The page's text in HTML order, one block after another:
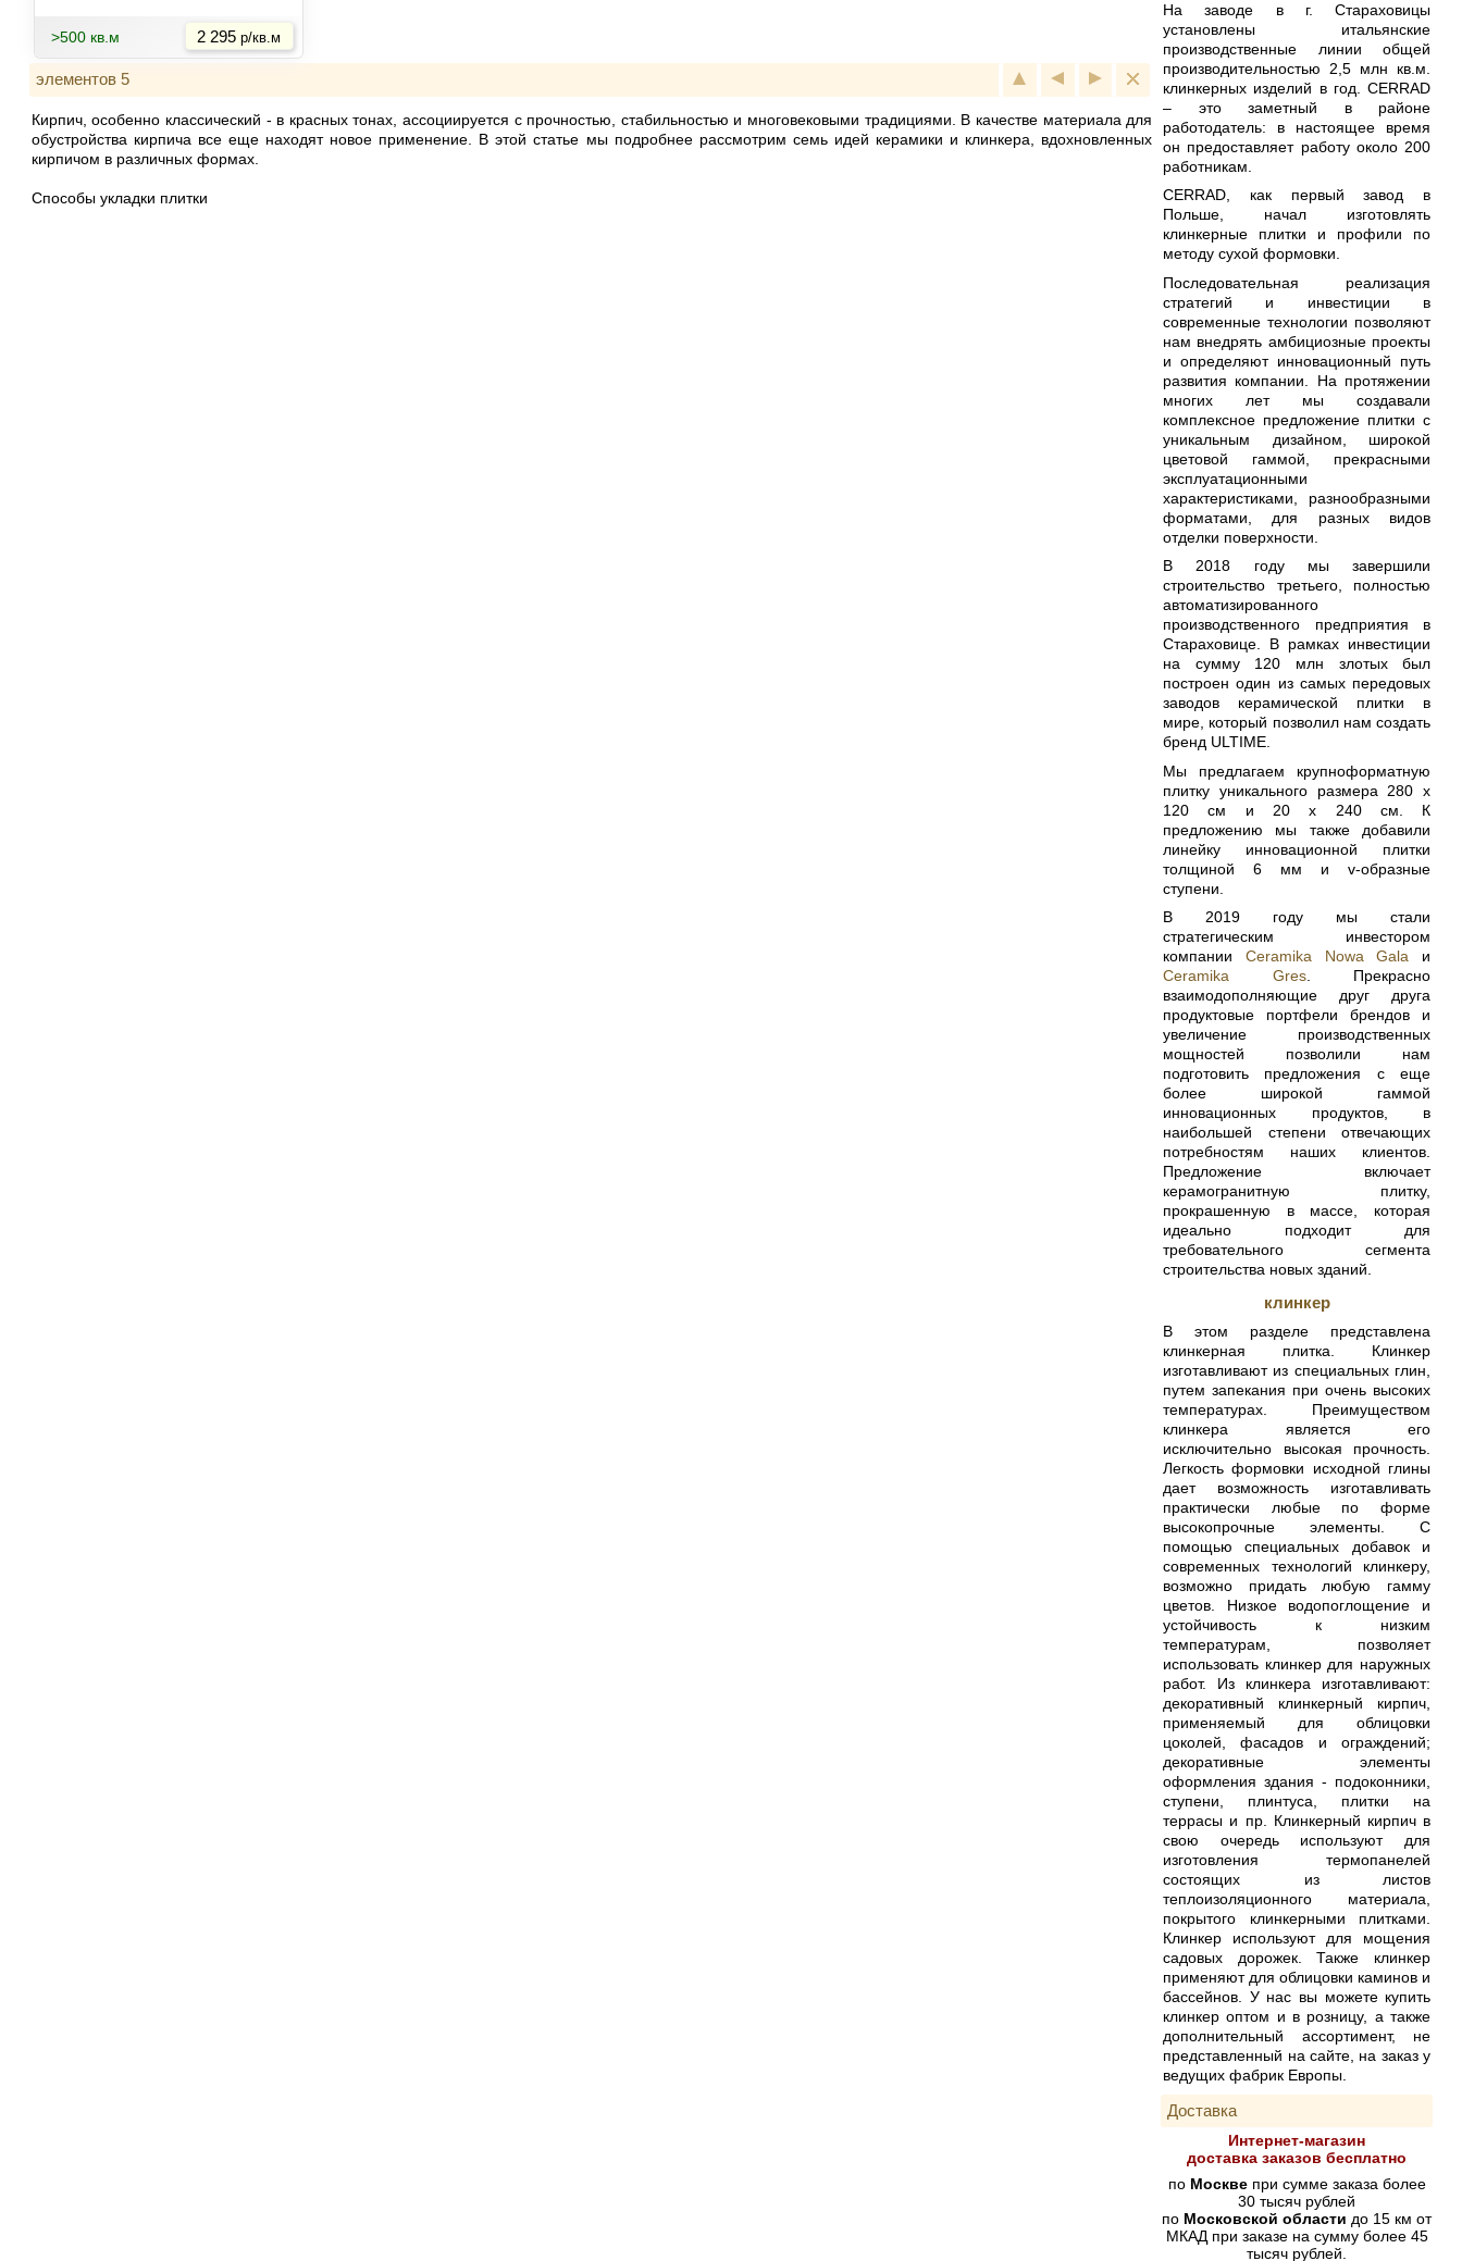
>500 кв.м 2 295 р/кв.м
элементов 5
Кирпич, особенно классический - в красных тонах, ассоциируется с прочностью, стабильностью и многовековыми традициями. В качестве материала для
обустройства кирпича все еще находят новое применение. В этой статье мы подробнее рассмотрим семь идей керамики и клинкера, вдохновленных
кирпичом в различных формах.
Способы укладки плитки
На заводе в г. Стараховицы
установлены итальянские
производственные линии общей
производительностью 2,5 млн кв.м.
клинкерных изделий в год. CERRAD
– это заметный в районе
работодатель: в настоящее время
он предоставляет работу около 200
работникам.
CERRAD, как первый завод в
Польше, начал изготовлять
клинкерные плитки и профили по
методу сухой формовки.
Последовательная реализация
стратегий и инвестиции в
современные технологии позволяют
нам внедрять амбициозные проекты
и определяют инновационный путь
развития компании. На протяжении
многих лет мы создавали
комплексное предложение плитки с
уникальным дизайном, широкой
цветовой гаммой, прекрасными
эксплуатационными
характеристиками, разнообразными
форматами, для разных видов
отделки поверхности.
В 2018 году мы завершили
строительство третьего, полностью
автоматизированного
производственного предприятия в
Стараховице. В рамках инвестиции
на сумму 120 млн злотых был
построен один из самых передовых
заводов керамической плитки в
мире, который позволил нам создать
бренд ULTIME.
Мы предлагаем крупноформатную
плитку уникального размера 280 x
120 см и 20 х 240 см. К
предложению мы также добавили
линейку инновационной плитки
толщиной 6 мм и v-образные
ступени.
В 2019 году мы стали
стратегическим инвестором
компании Ceramika Nowa Gala и
Ceramika Gres. Прекрасно
взаимодополняющие друг друга
продуктовые портфели брендов и
увеличение производственных
мощностей позволили нам
подготовить предложения с еще
более широкой гаммой
инновационных продуктов, в
наибольшей степени отвечающих
потребностям наших клиентов.
Предложение включает
керамогранитную плитку,
прокрашенную в массе, которая
идеально подходит для
требовательного сегмента
строительства новых зданий.
клинкер
В этом разделе представлена
клинкерная плитка. Клинкер
изготавливают из специальных глин,
путем запекания при очень высоких
температурах. Преимуществом
клинкера является его
исключительно высокая прочность.
Легкость формовки исходной глины
дает возможность изготавливать
практически любые по форме
высокопрочные элементы. С
помощью специальных добавок и
современных технологий клинкеру,
возможно придать любую гамму
цветов. Низкое водопоглощение и
устойчивость к низким
температурам, позволяет
использовать клинкер для наружных
работ. Из клинкера изготавливают:
декоративный клинкерный кирпич,
применяемый для облицовки
цоколей, фасадов и ограждений;
декоративные элементы
оформления здания - подоконники,
ступени, плинтуса, плитки на
террасы и пр. Клинкерный кирпич в
свою очередь используют для
изготовления термопанелей
состоящих из листов
теплоизоляционного материала,
покрытого клинкерными плитками.
Клинкер используют для мощения
садовых дорожек. Также клинкер
применяют для облицовки каминов и
бассейнов. У нас вы можете купить
клинкер оптом и в розницу, а также
дополнительный ассортимент, не
представленный на сайте, на заказ у
ведущих фабрик Европы.
Доставка
Интернет-магазин
доставка заказов бесплатно
по Москвепри сумме заказа более
30 тысяч рублей
по Московской области до 15 км от
МКАД при заказе на сумму более 45
тысяч рублей.